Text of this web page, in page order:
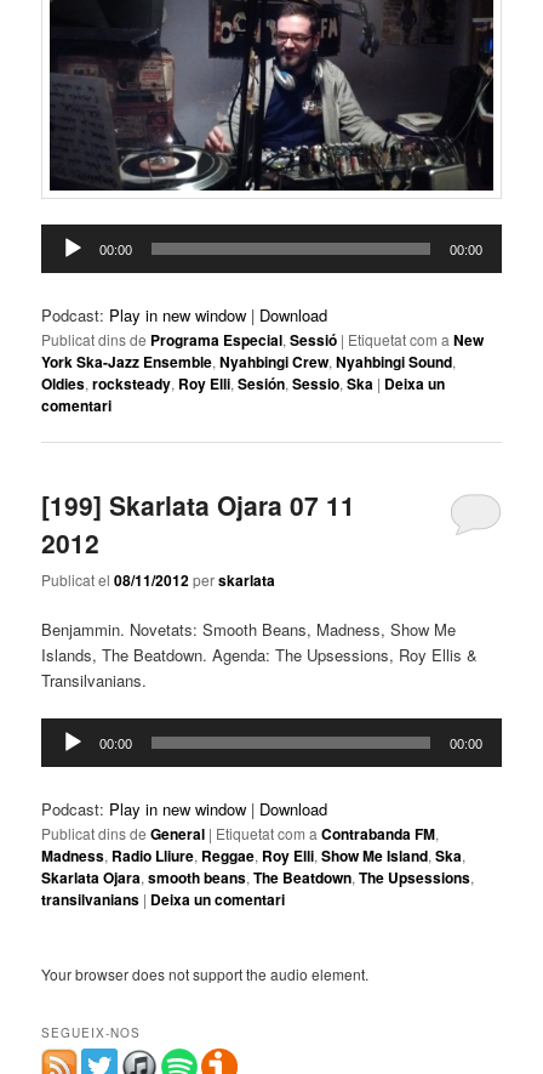
Reproductor
d'àudio
00:00 00:00
Podcast: Play in new window | Download
Publicat dins de Programa Especial,Sessió | Etiquetat com a New
York Ska-Jazz Ensemble,Nyahbingi Crew,Nyahbingi Sound,
Oldies,rocksteady, Roy Elli,Sesión,Sessio,Ska | Deixa un
comentari
[199] Skarlata Ojara 07 11
2012
Publicat el08/11/2012perskarlata
Benjammin. Novetats: Smooth Beans, Madness, Show Me
Islands, The Beatdown. Agenda: The Upsessions, Roy Ellis &
Transilvanians.
Reproductor
d'àudio
00:00 00:00
Podcast: Play in new window | Download
Publicat dins de General | Etiquetat com aContrabanda FM,
Madness, Radio Lliure, Reggae, Roy Elli,Show Me Island,Ska,
Skarlata Ojara,smooth beans,The Beatdown,The Upsessions,
transilvanians | Deixa un comentari
Your browser does not support the audio element.
SEGUEIX-NOS